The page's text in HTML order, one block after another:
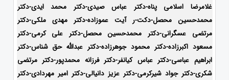
غلامرضا اسلامی پناه-دکتر عباس صیدی-دکتر محمد ایدی-دکتر
محمدحسین محصل-دکت-ر آیت عموزاده-دکتر مهدی ملکی-دکتر
مرتضی عسگرانی-دکتر محمدحسین محصل-دکتر علی کرمی-دکتر
مسعود اکبرزاده-دکتر محمود جوهرزاده-دکتر عبدالله حق شناس-دکتر
ابراهیم عباسی-دکتر عباس کیانفر-دکتر فرزانه محمدپور-دکتر مرتضی
شکری-دکتر جواد شیرکرمی-دکتر عزیز دانیالی-دکتر امیر مهردادی-دکتر